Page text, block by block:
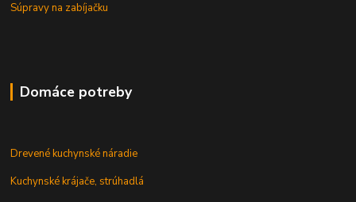
Súpravy na zabíjačku
Domáce potreby
Drevené kuchynské náradie
Kuchynské krájače, strúhadlá